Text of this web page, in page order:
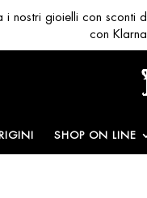
SHOP ON LINE
i nostri gioielli con
con